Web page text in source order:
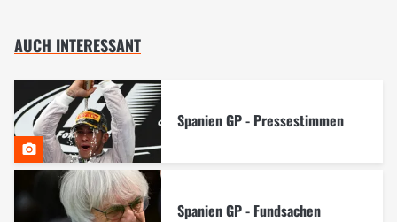
AUCH INTERESSANT
Spanien GP - Pressestimmen
Spanien GP - Fundsachen